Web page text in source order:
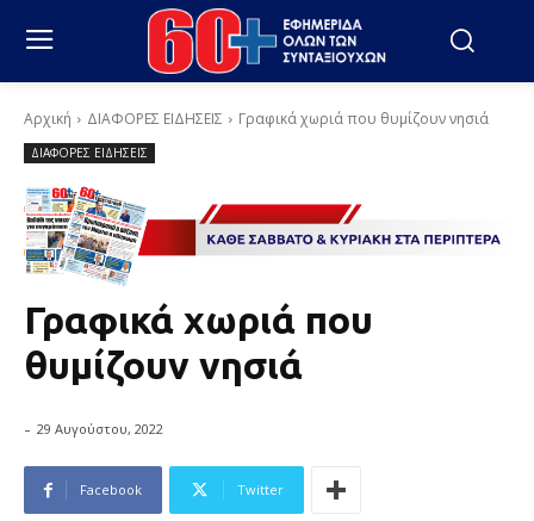
Αρχική ΔΙΑΦΟΡΕΣ ΕΙΔΗΣΕΙΣ Γραφικά χωριά που θυμίζουν νησιά
ΔΙΑΦΟΡΕΣ ΕΙΔΗΣΕΙΣ
Γραφικά χωριά που
θυμίζουν νησιά
- 29 Αυγούστου, 2022
Facebook Twitter